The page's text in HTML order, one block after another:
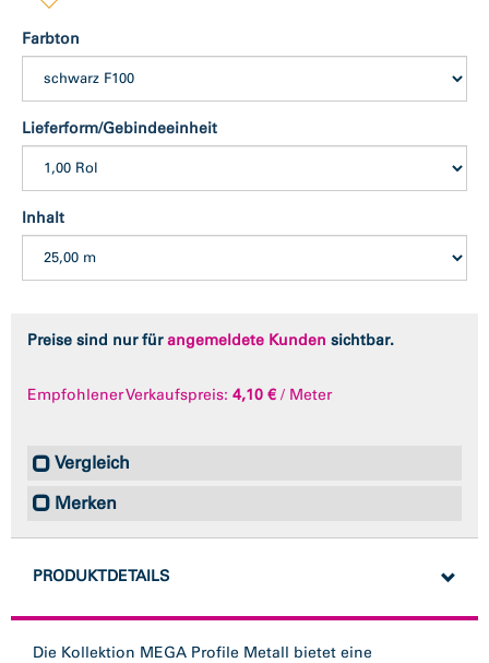
Farbton
Lieferform/Gebindeeinheit
Inhalt
Preise sind nur fürangemeldete Kunden sichtbar.
Empfohlener Verkaufspreis: 4,10 € / Meter
Vergleich
Merken
PRODUKTDETAILS
Die Kollektion MEGA Profile Metall bietet eine